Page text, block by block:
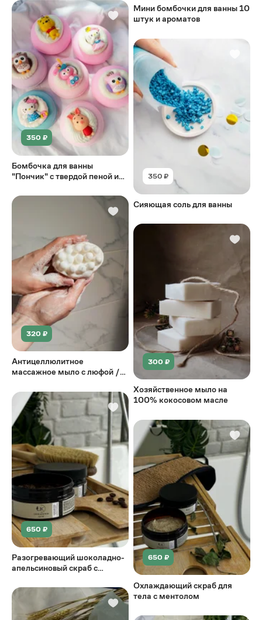
350 ₽
Бомбочка для ванны
"Пончик" с твердой пеной и
320 ₽
Антицеллюлитное
массажное мыло с люфой /
650 ₽
Разогревающий шоколадно-
апельсиновый скраб с
Мини бомбочки для ванны 10
штук и ароматов
350 ₽
Сияющая соль для ванны
300 ₽
Хозяйственное мыло на
100% кокосовом масле
650 ₽
Охлаждающий скраб для
тела с ментолом